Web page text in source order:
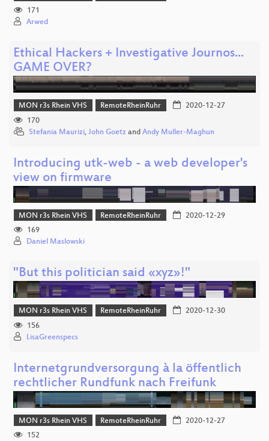
171
Arwed
Ethical Hackers + Investigative Journos...
GAME OVER?
MON r3s Rhein VHS RemoteRheinRuhr
2020-12-27
170
Stefania Maurizi, John Goetz and Andy Muller-Maghun
Introducing utk-web - a web developer's
view on firmware
MON r3s Rhein VHS RemoteRheinRuhr
2020-12-29
169
Daniel Maslowski
"But this politician said «xyz»!"
MON r3s Rhein VHS RemoteRheinRuhr
2020-12-30
156
LisaGreenspecs
Internetgrundversorgung à la öffentlich
rechtlicher Rundfunk nach Freifunk
MON r3s Rhein VHS RemoteRheinRuhr
2020-12-27
152